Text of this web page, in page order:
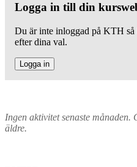
Logga in till din
Du är inte inloggad på KTH så
efter dina val.
Logga in
Ingen aktivitet senaste månaden.
äldre.